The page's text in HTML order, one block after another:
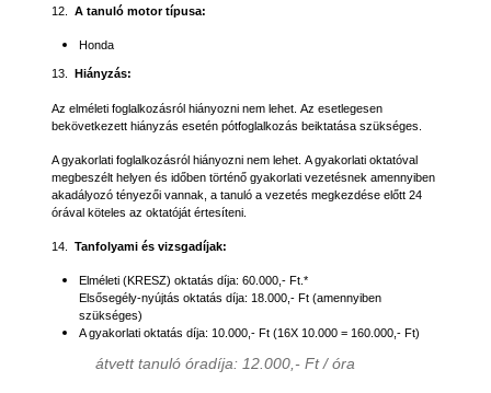
12. A tanuló motor típusa:
Honda
13. Hiányzás:
Az elméleti foglalkozásról hiányozni nem lehet. Az esetlegesen
bekövetkezett hiányzás esetén pótfoglalkozás beiktatása szükséges.
A gyakorlati foglalkozásról hiányozni nem lehet. A gyakorlati oktatóval
megbeszélt helyen és időben történő gyakorlati vezetésnek amennyiben
akadályozó tényezői vannak, a tanuló a vezetés megkezdése előtt 24
órával köteles az oktatóját értesíteni.
14. Tanfolyami és vizsgadíjak:
Elméleti (KRESZ) oktatás díja: 60.000,- Ft.*
Elsősegély-nyújtás oktatás díja: 18.000,- Ft (amennyiben
szükséges)
A gyakorlati oktatás díja: 10.000,- Ft (16X 10.000 = 160.000,- Ft)
átvett tanuló óradíja: 12.000,- Ft / óra